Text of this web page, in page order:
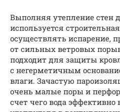
Выполняя утепление стен
используется
осуществлять испарение,
от сильных ветровых
подходит для защиты
с негерметичным
влаги. Зачастую
очень малые поры и
счет чего вода эффективно